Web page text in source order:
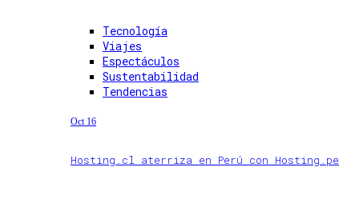
Tecnología
Viajes
Espectáculos
Sustentabilidad
Tendencias
Oct 16
Hosting.cl aterriza en Perú con Hosting.pe